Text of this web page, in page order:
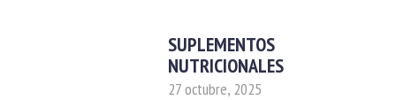
SUPLEMENTOS
NUTRICIONALES
27 octubre, 2025